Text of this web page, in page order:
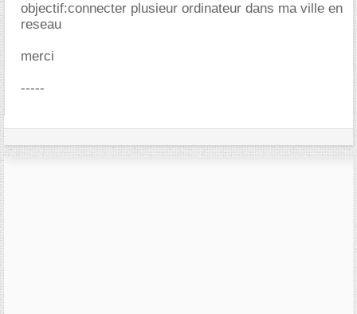
objectif:connecter plusieur ordinateur dans ma ville en
reseau
merci
-----